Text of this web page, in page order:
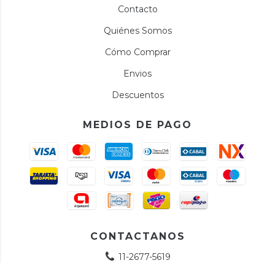
Contacto
Quiénes Somos
Cómo Comprar
Envios
Descuentos
MEDIOS DE PAGO
CONTACTANOS
11-2677-5619